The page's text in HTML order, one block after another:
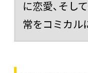
に恋愛、そし
常をコミカル